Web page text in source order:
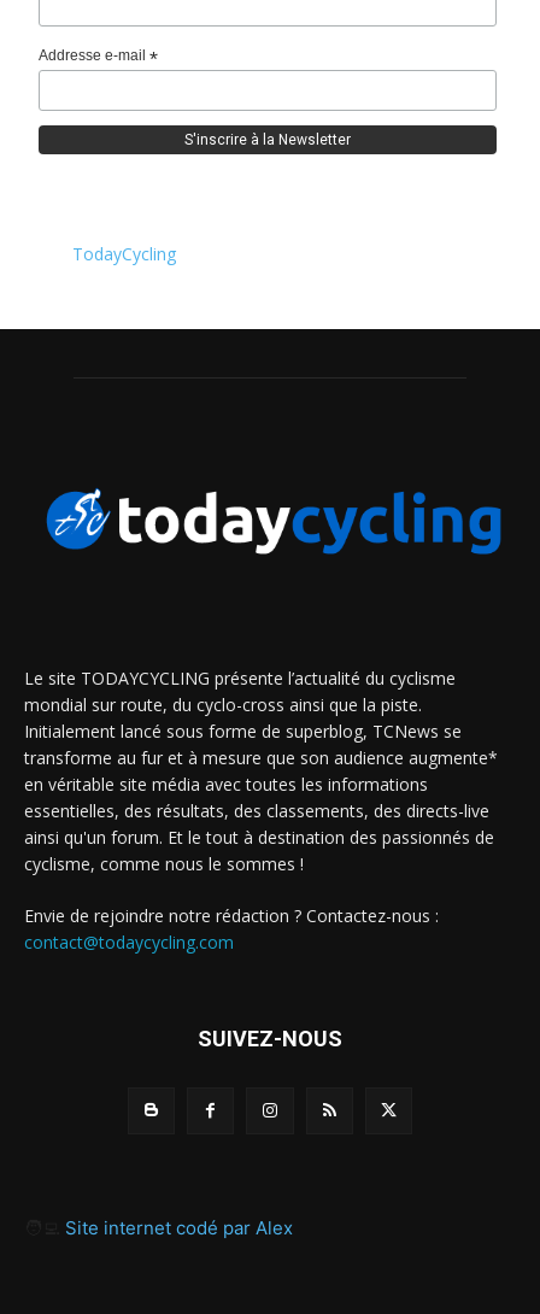
Addresse e-mail*
TodayCycling
Le site TODAYCYCLING présente l’actualité du cyclisme
mondial sur route, du cyclo-cross ainsi que la piste.
Initialement lancé sous forme de superblog, TCNews se
transforme au fur et à mesure que son audience augmente*
en véritable site média avec toutes les informations
essentielles, des résultats, des classements, des directs-live
ainsi qu'un forum. Et le tout à destination des passionnés de
cyclisme, comme nous le sommes !
Envie de rejoindre notre rédaction ? Contactez-nous :
contact@todaycycling.com
SUIVEZ-NOUS
Site internet codé par Alex